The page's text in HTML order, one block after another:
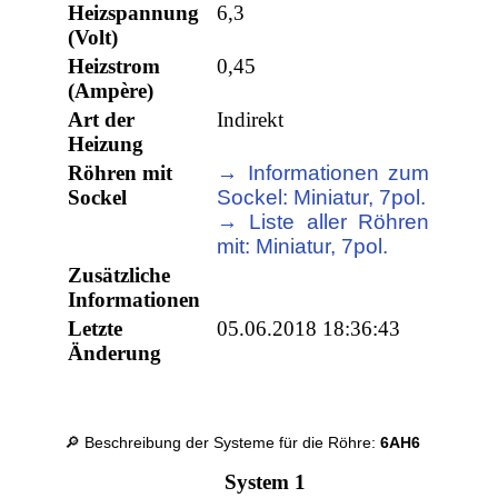
Heizspannung
(Volt)
6,3
Heizstrom
(Ampère)
0,45
Art der
Heizung
Indirekt
Röhren mit
Sockel
→ Informationen zum
Sockel: Miniatur, 7pol.
→ Liste aller Röhren
mit: Miniatur, 7pol.
Zusätzliche
Informationen
Letzte
Änderung
05.06.2018 18:36:43
🔎 Beschreibung der Systeme für die Röhre:6AH6
System 1